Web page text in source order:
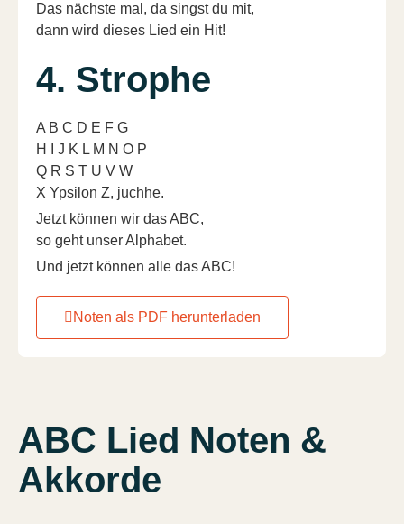
Das nächste mal, da singst du mit,
dann wird dieses Lied ein Hit!
4. Strophe
A B C D E F G
H I J K L M N O P
Q R S T U V W
X Ypsilon Z, juchhe.
Jetzt können wir das ABC,
so geht unser Alphabet.
Und jetzt können alle das ABC!
Noten als PDF herunterladen
ABC Lied Noten &
Akkorde